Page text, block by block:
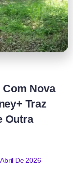
Com Nova
Traz
Outra
De 2026